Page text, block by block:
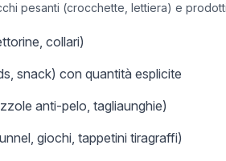
pesanti (crocchette, lettiera) e
collari)
snack) con quantità esplicite
anti-pelo, tagliaunghie)
giochi, tappetini tiragraffi)